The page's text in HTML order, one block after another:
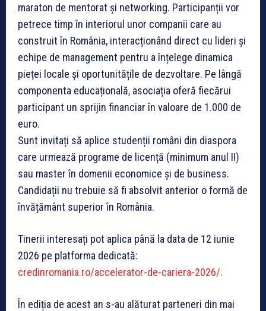
maraton de mentorat și networking. Participanții vor
petrece timp în interiorul unor companii care au
construit în România, interacționând direct cu lideri și
echipe de management pentru a înțelege dinamica
pieței locale și oportunitățile de dezvoltare. Pe lângă
componenta educațională, asociația oferă fiecărui
participant un sprijin financiar în valoare de 1.000 de
euro.
Sunt invitați să aplice studenții români din diaspora
care urmează programe de licență (minimum anul II)
sau master în domenii economice și de business.
Candidații nu trebuie să fi absolvit anterior o formă de
învățământ superior în România.
Tinerii interesați pot aplica până la data de 12 iunie
2026 pe platforma dedicată:
credinromania.ro/accelerator-de-cariera-2026/.
În ediția de acest an s-au alăturat parteneri din mai